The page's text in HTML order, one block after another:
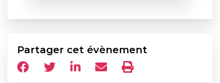
Partager cet évènement